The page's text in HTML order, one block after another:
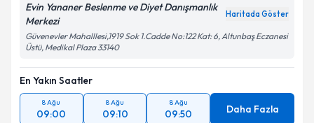
Evin Yananer Beslenme ve Diyet Danışmanlık
Merkezi
Haritada Göster
Güvenevler Mahalllesi,1919 Sok 1.Cadde No:122 Kat: 6, Altunbaş Eczanesi
Üstü, Medikal Plaza 33140
En Yakın Saatler
8 Ağu
09:00
8 Ağu
09:10
8 Ağu
09:50 Daha Fazla